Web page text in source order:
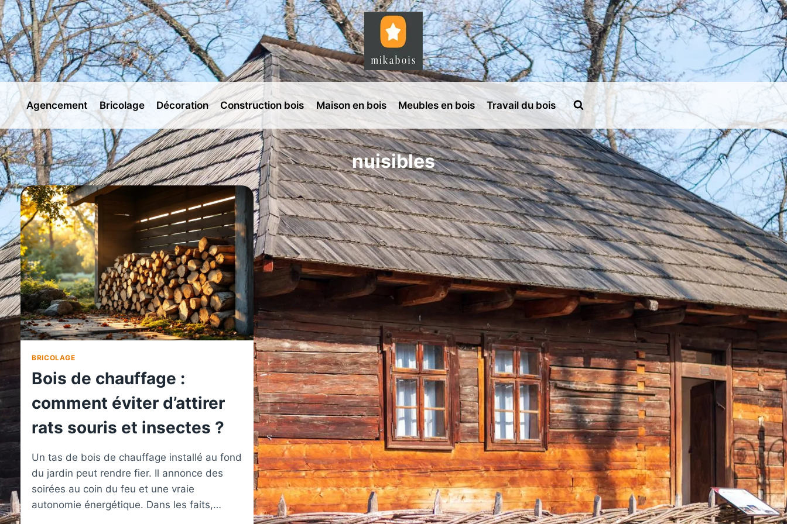
Aller
au
contenu
Agencement Bricolage Décoration Construction bois Maison en bois Meubles en bois Travail du bois
nuisibles
BRICOLAGE
Bois de chauffage :
comment éviter d’attirer
rats souris et insectes ?
Un tas de bois de chauffage installé au fond
du jardin peut rendre fier. Il annonce des
soirées au coin du feu et une vraie
autonomie énergétique. Dans les faits,…